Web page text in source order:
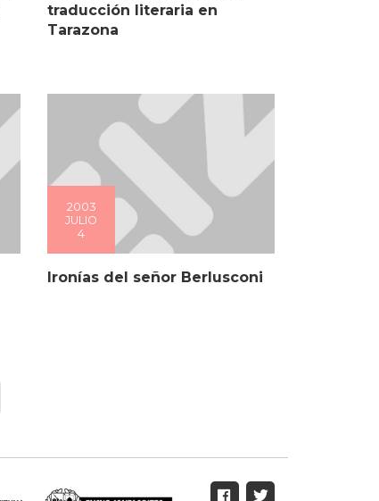
traducción literaria en
Tarazona
2003
JULIO
4
Ironías del señor Berlusconi